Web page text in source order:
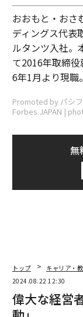
おおもと・お
ディングス代表
ルタンツ入社。
て2016年取締
6年1月より現職。
Promoted by パシ
Forbes JAPAN |
無
トップ キャリア・
2024.08.22 12:30
偉大な経営